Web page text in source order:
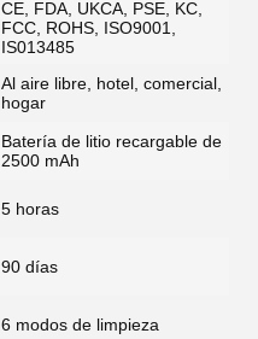
CE, FDA, UKCA, PSE, KC,
FCC, ROHS, ISO9001,
IS013485
Al aire libre, hotel, comercial,
hogar
Batería de litio recargable de
2500 mAh
5 horas
90 días
6 modos de limpieza